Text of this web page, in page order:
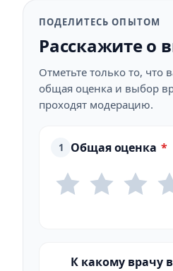
ПОДЕЛИТЕСЬ ОПЫТОМ
Расскажите о
Отметьте только то, что
общая оценка и выбор
проходят модерацию.
1 Общая оценка *
К какому врачу